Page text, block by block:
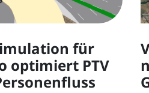
für
optimiert PTV